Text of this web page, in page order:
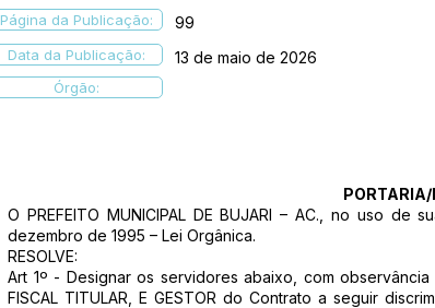
Página da Publicação: 99
Data da Publicação: 13 de maio de 2026
Órgão:
PORTARIA/
O PREFEITO MUNICIPAL DE BUJARI – AC., no uso
dezembro de 1995 – Lei Orgânica.
RESOLVE:
Art 1º - Designar os servidores abaixo, com observância
FISCAL TITULAR, E GESTOR do Contrato a seguir